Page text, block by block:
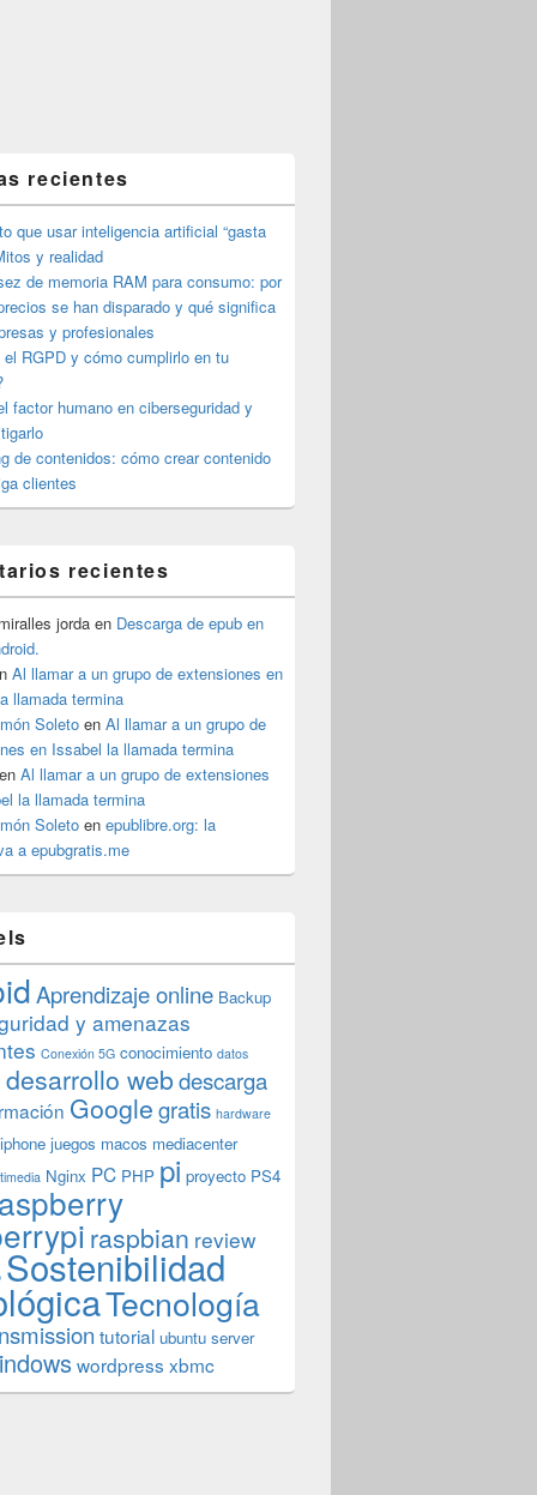
recientes
que usar inteligencia artificial “gasta
y realidad
de memoria RAM para consumo: por
se han disparado y qué significa
y profesionales
el RGPD y cómo cumplirlo en tu
factor humano en ciberseguridad y
de contenidos: cómo crear contenido
clientes
recientes
jorda en Descarga de epub en
Al llamar a un grupo de extensiones en
llamada termina
Soleto en Al llamar a un grupo de
en Issabel la llamada termina
Al llamar a un grupo de extensiones
la llamada termina
Soleto en epublibre.org: la
a epubgratis.me
Aprendizaje online Backup
y amenazas
Conexión 5G conocimiento datos
desarrollo webdescarga
Googlegratis hardware
iphone juegos macos mediacenter
Nginx PC PHP pi proyecto PS4
raspbian review
Sostenibilidad
Tecnología
tutorial ubuntu server
wordpress xbmc